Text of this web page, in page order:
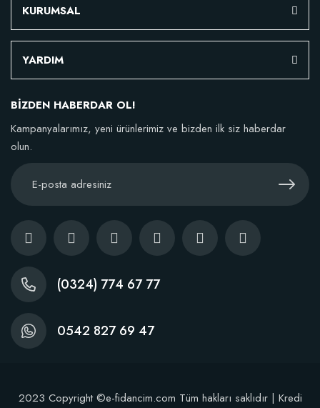
136,86 TL
KURUMSAL
YARDIM
BİZDEN HABERDAR OL!
Kampanyalarımız, yeni ürünlerimiz ve bizden ilk siz haberdar
olun.
(0324) 774 67 77
0542 827 69 47
2023 Copyright ©e-fidancim.com Tüm hakları saklıdır | Kredi